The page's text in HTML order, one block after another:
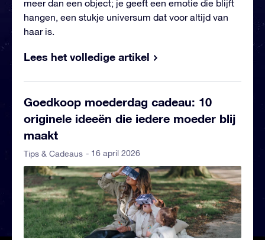
meer dan een object; je geeft een emotie die blijft
hangen, een stukje universum dat voor altijd van
haar is.
Lees het volledige artikel
Goedkoop moederdag cadeau: 10
originele ideeën die iedere moeder blij
maakt
Tips & Cadeaus - 16 april 2026